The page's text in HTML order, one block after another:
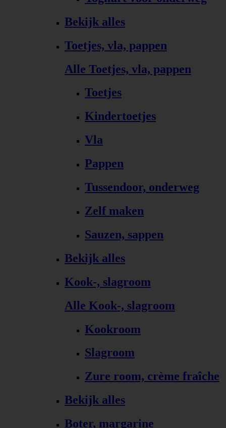
Bekijk alles
Toetjes, vla, pappen
Alle Toetjes, vla, pappen
Toetjes
Kindertoetjes
Vla
Pappen
Tussendoor, onderweg
Zelf maken
Sauzen, sappen
Bekijk alles
Kook-, slagroom
Alle Kook-, slagroom
Kookroom
Slagroom
Zure room, crème fraîche
Bekijk alles
Boter, margarine